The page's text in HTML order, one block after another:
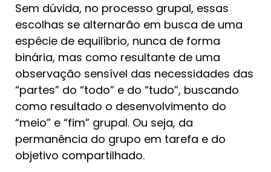
Sem dúvida, no processo grupal, essas
escolhas se alternarão em busca de uma
espécie de equilíbrio, nunca de forma
binária, mas como resultante de uma
observação sensível das necessidades das
“partes” do “todo” e do “tudo”, buscando
como resultado o desenvolvimento do
“meio” e “fim” grupal. Ou seja, da
permanência do grupo em tarefa e do
objetivo compartilhado.